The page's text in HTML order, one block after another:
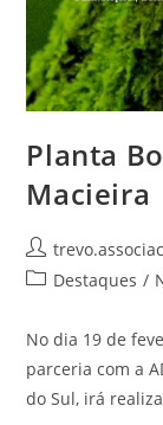
Planta
Macieira
Destaques /
No dia 19 de
parceria com a
do Sul, irá